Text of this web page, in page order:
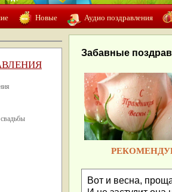
Новые Аудио поздравления
Забавные
Вот и весна,